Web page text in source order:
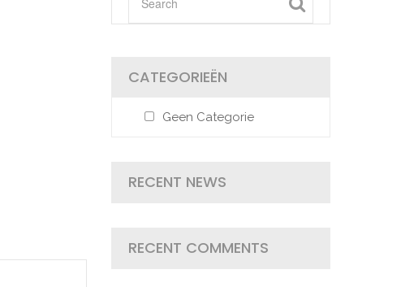
CATEGORIEËN
Geen Categorie
RECENT NEWS
RECENT COMMENTS